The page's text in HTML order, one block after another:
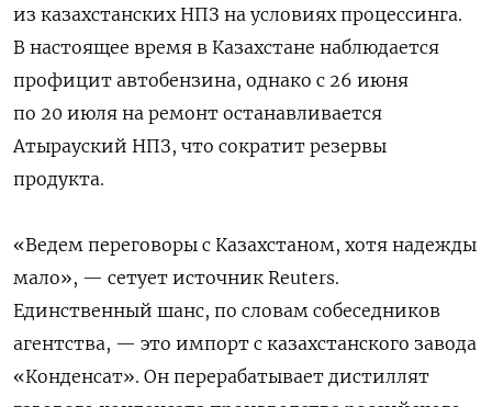
из казахстанских ‌НПЗ на условиях процессинга.
В настоящее время в Казахстане наблюдается
профицит автобензина, однако с 26 июня
по 20 июля на ремонт останавливается
Атырауский НПЗ, что сократит резервы
продукта.
«Ведем переговоры с Казахстаном, хотя ‌надежды
мало», — сетует источник Reuters.
Единственный шанс, по словам собеседников
агентства, — это импорт с казахстанского завода
«Конденсат». Он перерабатывает дистиллят